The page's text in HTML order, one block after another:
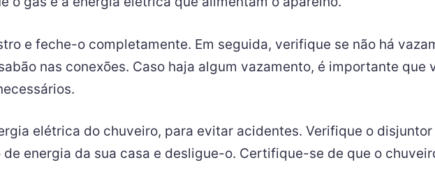
e feche-o completamente. Em seguida, verifique se não há
nas conexões. Caso haja algum vazamento, é importante que
elétrica do chuveiro, para evitar acidentes. Verifique o
energia da sua casa e desligue-o. Certifique-se de que o